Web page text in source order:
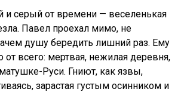
и серый от времени — веселенькая
Павел проехал мимо, не
душу бередить лишний раз. Ему
от всего: мертвая, нежилая деревня,
Руси. Гниют, как язвы,
зарастая густым осинником и